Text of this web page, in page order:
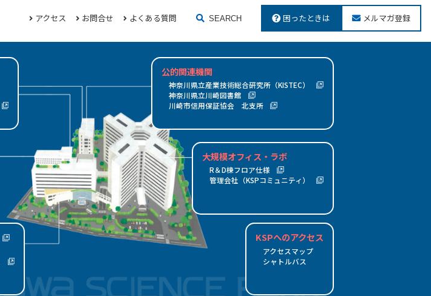
アクセス お問合せ よくある質問 SEARCH 困ったときは メルマガ登録
い
都
ク
概
要
設・
沿革
秘
話
KSP
ラ
ボ
トワ
ーク
入
す
る
わ
せ
様
機
関
書
館
ジ
ン
キ
ョ
ン
会
社
ピ
ー
ン
ド
ジ
ネ
ン
グ
ジ
ス
ー
シ
ー
ル
会
ARU
KSP
議
室
ー
ル）
ア
ク
ス
プ
KSP
シャ
トル
バス
用案
表
公的関連機関
神奈川県立産業技術総合研究所（KISTEC）
神奈川県立川崎図書館
川崎市信用保証協会 北支所
大規模オフィス・ラボ
R＆D棟フロア仕様
管理会社（KSPコミュニティ）
KSPへのアクセス
アクセスマップ
シャトルバス